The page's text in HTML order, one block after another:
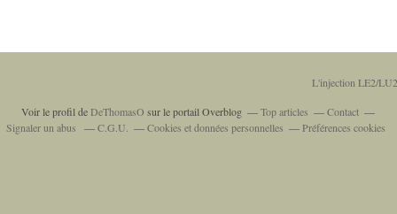
L'injection LE2/
Voir le profil de DeThomasO sur le portail Overblog Top articles
Contact
Signaler un abus
C.G.U. Cookies et données personnelles Préférences cookies